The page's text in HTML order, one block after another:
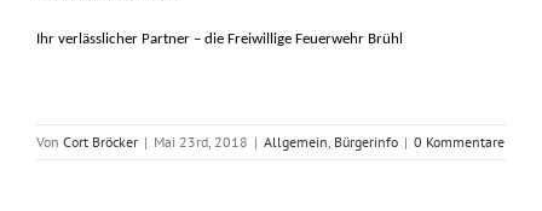
Ihr verlässlicher Partner – die Freiwillige Feuerwehr Brühl
Von Cort Bröcker | Mai 23rd, 2018 | Allgemein, Bürgerinfo | 0 Kommentare